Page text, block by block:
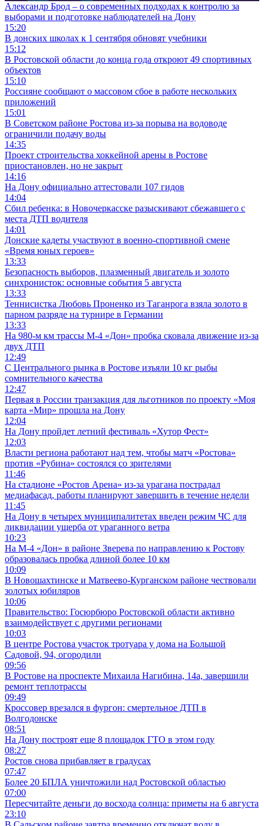
Александр Брод – о современных подходах к контролю за
выборами и подготовке наблюдателей на Дону
15:20
В донских школах к 1 сентября обновят учебники
15:12
В Ростовской области до конца года откроют 49 спортивных
объектов
15:10
Россияне сообщают о массовом сбое в работе нескольких
приложений
15:01
В Советском районе Ростова из-за порыва на водоводе
ограничили подачу воды
14:35
Проект строительства хоккейной арены в Ростове
приостановлен, но не закрыт
14:16
На Дону официально аттестовали 107 гидов
14:04
Сбил ребенка: в Новочеркасске разыскивают сбежавшего с
места ДТП водителя
14:01
Донские кадеты участвуют в военно-спортивной смене
«Время юных героев»
13:33
Безопасность выборов, плазменный двигатель и золото
синхронисток: основные события 5 августа
13:33
Теннисистка Любовь Проненко из Таганрога взяла золото в
парном разряде на турнире в Германии
13:33
На 980‑м км трассы М‑4 «Дон» пробка сковала движение из-за
двух ДТП
12:49
С Центрального рынка в Ростове изъяли 10 кг рыбы
сомнительного качества
12:47
Первая в России транзакция для льготников по проекту «Моя
карта «Мир» прошла на Дону
12:04
На Дону пройдет летний фестиваль «Хутор Фест»
12:03
Власти региона работают над тем, чтобы матч «Ростова»
против «Рубина» состоялся со зрителями
11:46
На стадионе «Ростов Арена» из-за урагана пострадал
медиафасад, работы планируют завершить в течение недели
11:45
На Дону в четырех муниципалитетах введен режим ЧС для
ликвидации ущерба от ураганного ветра
10:23
На М-4 «Дон» в районе Зверева по направлению к Ростову
образовалась пробка длиной более 10 км
10:09
В Новошахтинске и Матвеево-Курганском районе чествовали
золотых юбиляров
10:06
Правительство: Госюрбюро Ростовской области активно
взаимодействует с другими регионами
10:03
В центре Ростова участок тротуара у дома на Большой
Садовой, 94, огородили
09:56
В Ростове на проспекте Михаила Нагибина, 14а, завершили
ремонт теплотрассы
09:49
Кроссовер врезался в фургон: смертельное ДТП в
Волгодонске
08:51
На Дону построят еще 8 площадок ГТО в этом году
08:27
Ростов снова прибавляет в градусах
07:47
Более 20 БПЛА уничтожили над Ростовской областью
07:00
Пересчитайте деньги до восхода солнца: приметы на 6 августа
23:10